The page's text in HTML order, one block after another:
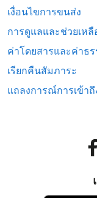
เงื่อนไขการขนส่ง
การดูแลและช่วยเห
ค่าโดยสารและค่าธร
เรียกคืนสัมภาระ
แถลงการณ์การเข้าถึ